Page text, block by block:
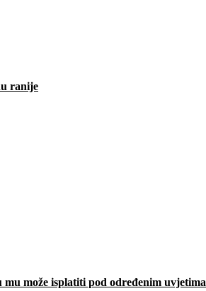
ranije
može isplatiti pod određenim uvjetima